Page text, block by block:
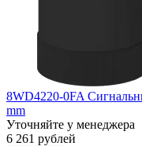
8WD4220-0FA
mm
Уточняйте у менеджера
6 261 рублей